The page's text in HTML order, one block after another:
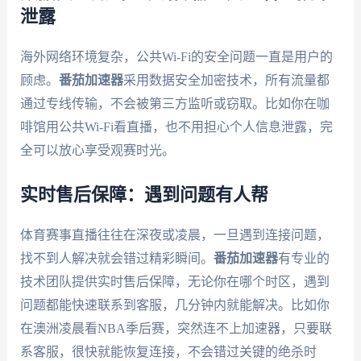
泄露
海外网络环境复杂，公共Wi-Fi的安全问题一直是用户的
顾虑。 番茄加速器采用数据安全加密技术，所有流量都
通过专线传输，不会被第三方监听或窃取。比如你在咖
啡馆用公共Wi-Fi看直播，也不用担心个人信息泄露，完
全可以放心享受观赛时光。
实时售后保障：遇到问题有人帮
体育赛事直播往往在深夜或凌晨，一旦遇到连接问题，
找不到人解决就会错过精彩瞬间。 番茄加速器有专业的
技术团队提供实时售后保障，无论你在哪个时区，遇到
问题都能快速联系到客服，几分钟内就能解决。比如你
在澳洲凌晨看NBA季后赛，突然连不上加速器，只要联
系客服，很快就能恢复连接，不会错过关键的绝杀时